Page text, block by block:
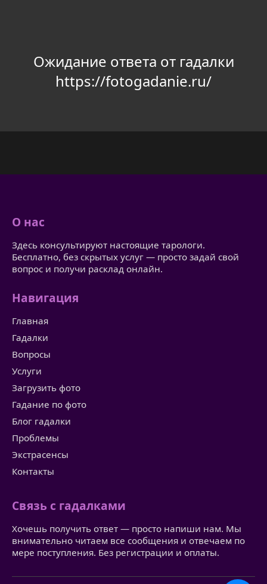
Ожидание ответа от гадалки
https://fotogadanie.ru/
О нас
Здесь консультируют настоящие тарологи.
Бесплатно, без скрытых услуг — просто задай свой
вопрос и получи расклад онлайн.
Навигация
Главная
Гадалки
Вопросы
Услуги
Загрузить фото
Гадание по фото
Блог гадалки
Проблемы
Экстрасенсы
Контакты
Связь с гадалками
Хочешь получить ответ — просто напиши нам. Мы
внимательно читаем все сообщения и отвечаем по
мере поступления. Без регистрации и оплаты.